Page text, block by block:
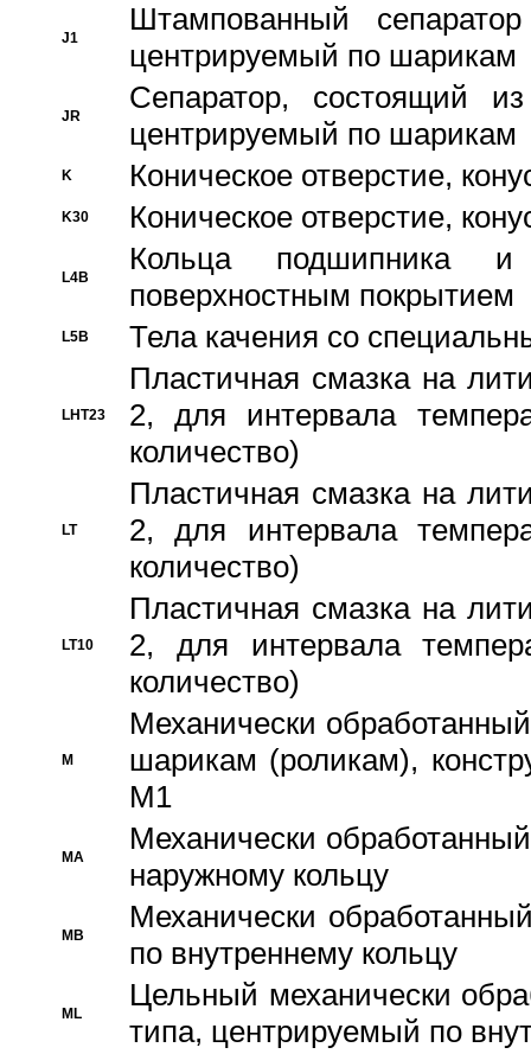
J1
Штампованный
центрируемый по шарикам
JR
Сепаратор, состоящий
центрируемый по шарикам
K Коническое отверстие,
K30 Коническое отверстие,
L4B
Кольца подшипника
поверхностным покрытием
L5B Тела качения со
LHT23
Пластичная смазка на
2, для интервала
количество)
LT
Пластичная смазка на
2, для интервала
количество)
LT10
Пластичная смазка на
2, для интервала
количество)
M
Механически
шарикам (роликам),
M1
MA
Механически
наружному кольцу
MB
Механически
по внутреннему кольцу
ML
Цельный механически
типа, центрируемый по